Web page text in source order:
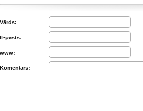
Vārds:
E-pasts:
www:
Komentārs: